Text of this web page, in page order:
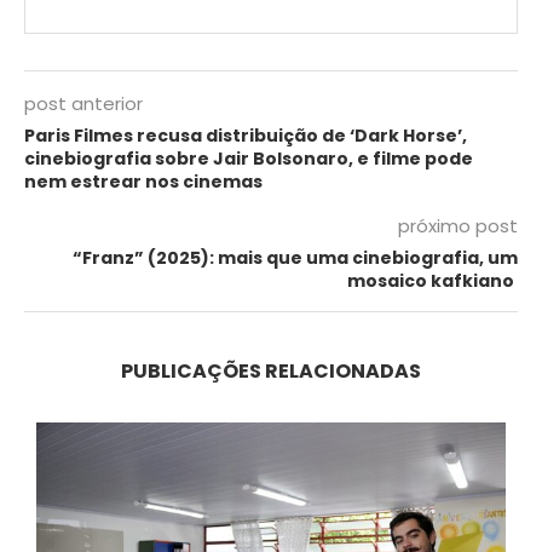
post anterior
Paris Filmes recusa distribuição de ‘Dark Horse’,
cinebiografia sobre Jair Bolsonaro, e filme pode
nem estrear nos cinemas
próximo post
“Franz” (2025): mais que uma cinebiografia, um
mosaico kafkiano
PUBLICAÇÕES RELACIONADAS